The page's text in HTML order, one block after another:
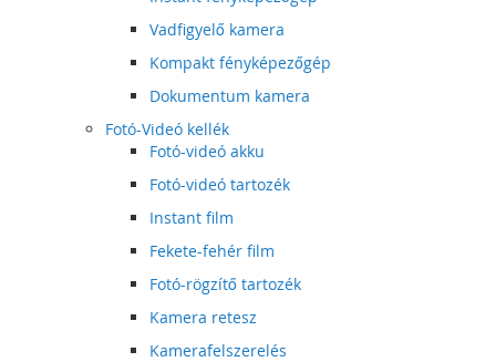
Vadfigyelő kamera
Kompakt fényképezőgép
Dokumentum kamera
Fotó-Videó kellék
Fotó-videó akku
Fotó-videó tartozék
Instant film
Fekete-fehér film
Fotó-rögzítő tartozék
Kamera retesz
Kamerafelszerelés